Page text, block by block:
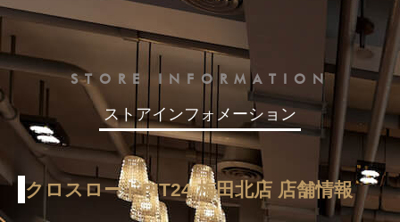
STORE INFORMATION
ストアインフォメーション
クロスロードFIT24 梅田北店 店舗情報